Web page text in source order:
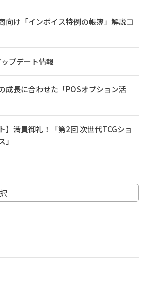
向け「インボイス特例の帳簿」解説コ
プデート情報
成長に合わせた「POSオプション活
】満員御礼！「第2回 次世代TCGショ